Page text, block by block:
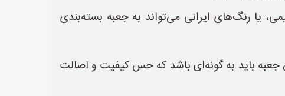
یا رنگ‌های ایرانی می‌تواند به جعبه بسته‌بندی
جعبه باید به گونه‌ای باشد که حس کیفیت و اصالت